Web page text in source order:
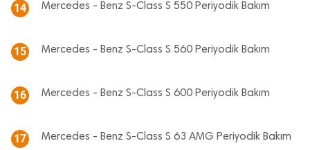
14 Mercedes - Benz S-Class S 550 Periyodik Bakım
15 Mercedes - Benz S-Class S 560 Periyodik Bakım
16 Mercedes - Benz S-Class S 600 Periyodik Bakım
17 Mercedes - Benz S-Class S 63 AMG Periyodik Bakım